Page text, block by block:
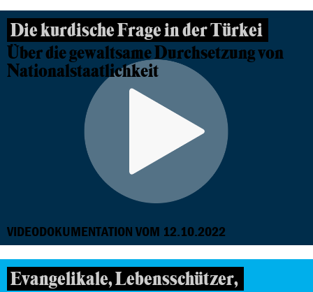
Die kurdische Frage in der Türkei
Über die gewaltsame Durchsetzung von
Nationalstaatlichkeit
VIDEODOKUMENTATION VOM 12.10.2022
Evangelikale, Lebensschützer,